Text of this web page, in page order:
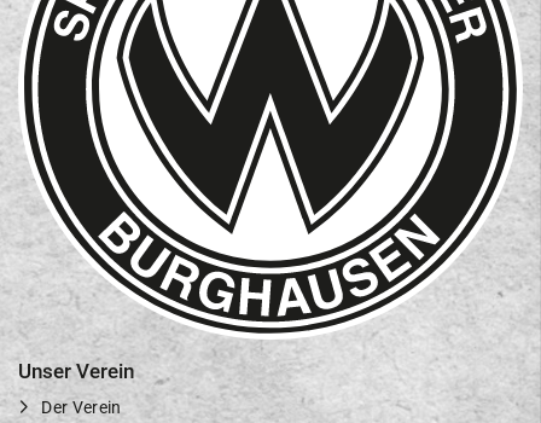
Unser Verein
Der Verein